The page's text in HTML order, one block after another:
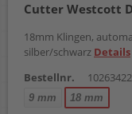
Cutter Westcott
18mm Klingen,
silber/schwarz Details
Bestellnr.
10263422
9 mm 18 mm